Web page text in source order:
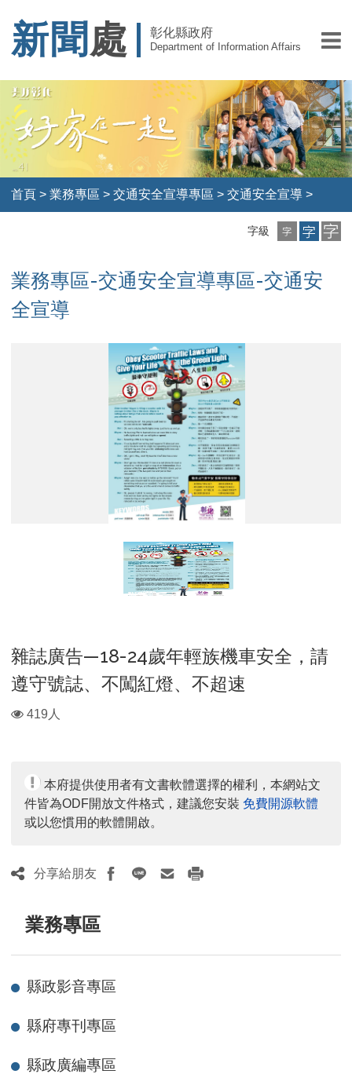
新聞 處 彰化縣政府
Department of Information Affairs
首頁 >業務專區 >交通安全宣導專區 >交通安全宣導 >
字級
小
字
中
字
大
字
業務專區
縣政影音專區
縣府專刊專區
縣政廣編專區
業務專區-交通安全宣導專區-交通安
全宣導
雜誌廣告—18-24歲年輕族機車安全，請
遵守號誌、不闖紅燈、不超速
瀏
419人
本府提供使用者有文書軟體選擇的權利，本網站文
件皆為ODF開放文件格式，建議您安裝 免費開源軟體
或以您慣用的軟體開啟。
分享給朋友